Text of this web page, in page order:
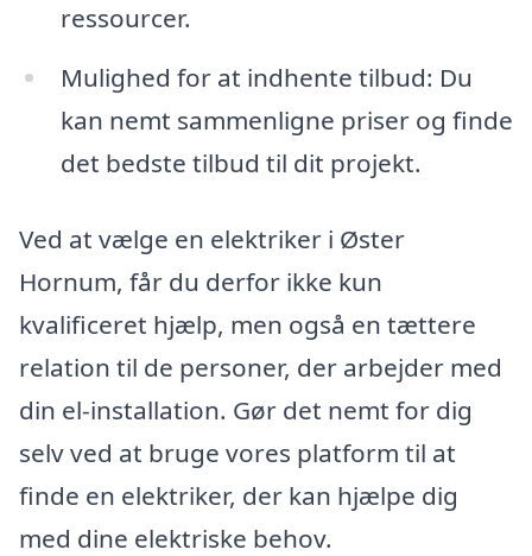
ressourcer.
Mulighed for at indhente tilbud: Du
kan nemt sammenligne priser og finde
det bedste tilbud til dit projekt.
Ved at vælge en elektriker i Øster
Hornum, får du derfor ikke kun
kvalificeret hjælp, men også en tættere
relation til de personer, der arbejder med
din el-installation. Gør det nemt for dig
selv ved at bruge vores platform til at
finde en elektriker, der kan hjælpe dig
med dine elektriske behov.